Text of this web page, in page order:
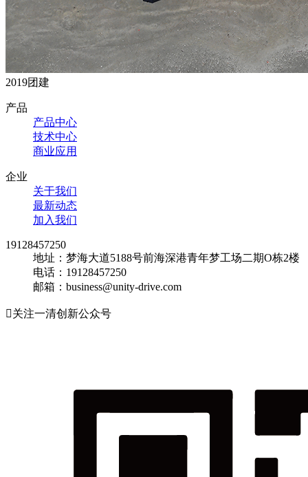
2019团建
产品
产品中心
技术中心
商业应用
企业
关于我们
最新动态
加入我们
19128457250
地址：梦海大道5188号前海深港青年梦工场二期O栋2楼
电话：19128457250
邮箱：business@unity-drive.com
关注一清创新公众号